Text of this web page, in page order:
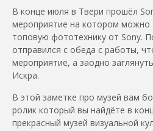
В конце июля в Твери прошёл
мероприятие на котором
топовую фототехнику от Sony.
отправился с обеда с работы,
мероприятие, а заодно
Искра.
В этой заметке про музей вам
ролик который вы найдёте в
прекрасный музей визуальной